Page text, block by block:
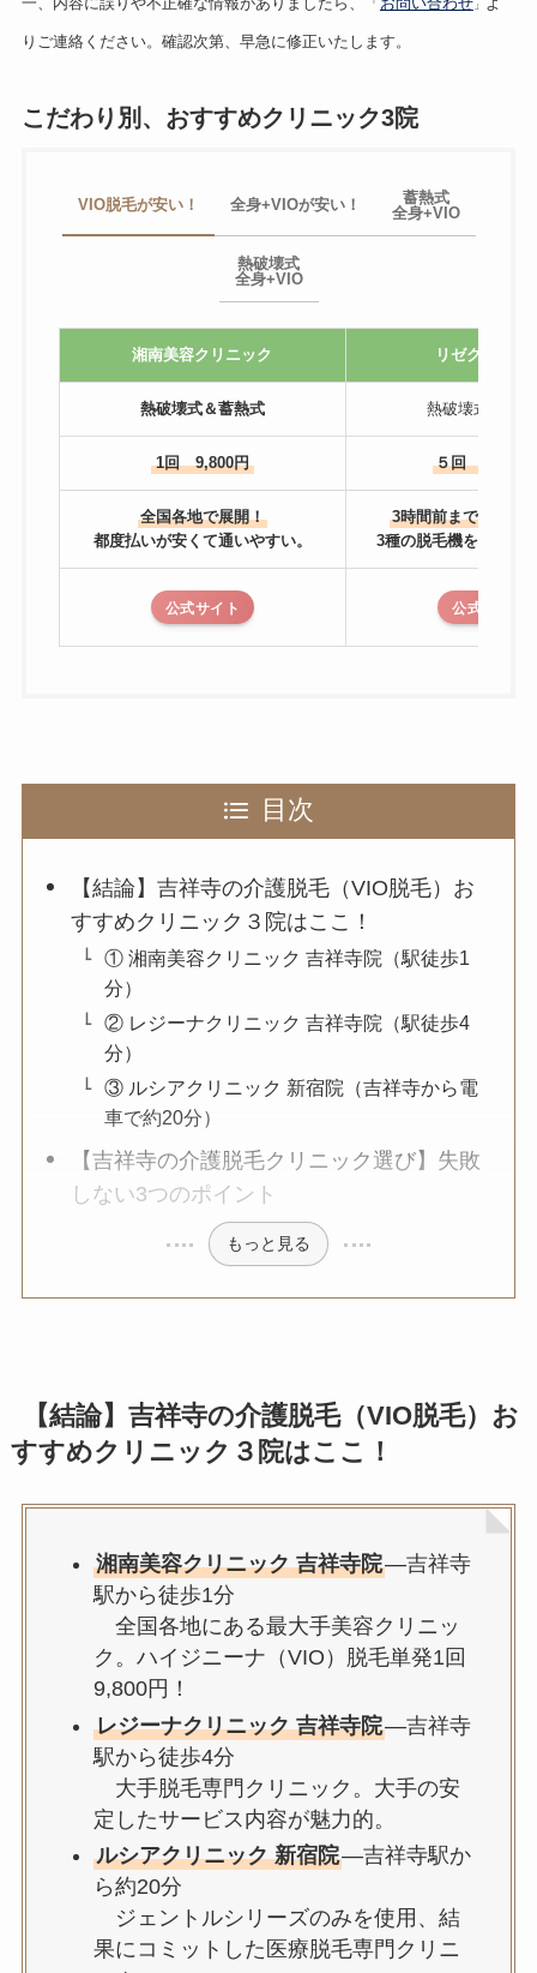
」
りご連絡ください。確認次第、早急に修正いたします。
こだわり別、おすすめクリニック3院
VIO脱毛が安い！ 全身+VIOが安い！
蓄熱式
全身+VIO
熱破壊式
全身+VIO
湘南美容クリニック リゼクリニッ
熱破壊式＆蓄熱式 熱破壊式＆蓄
1回 9,800円 ５回 81,600
全国各地で展開！
都度払いが安くて通いやすい。
3時間前までキャン
3種の脱毛機を使い分
公式サイト 公式サイト
目次
【結論】吉祥寺の介護脱毛（VIO脱毛）お
すすめクリニック３院はここ！
① 湘南美容クリニック 吉祥寺院（駅徒歩1
分）
② レジーナクリニック 吉祥寺院（駅徒歩4
分）
③ ルシアクリニック 新宿院（吉祥寺から電
車で約20分）
【吉祥寺の介護脱毛クリニック選び】失敗
しない3つのポイント
もっと見る
【結論】吉祥寺の介護脱毛（VIO脱毛）お
すすめクリニック３院はここ！
湘南美容クリニック 吉祥寺院—吉祥寺
駅から徒歩1分
全国各地にある最大手美容クリニッ
ク。ハイジニーナ（VIO）脱毛単発1回
9,800円！
レジーナクリニック 吉祥寺院—吉祥寺
駅から徒歩4分
大手脱毛専門クリニック。大手の安
定したサービス内容が魅力的。
ルシアクリニック 新宿院—吉祥寺駅か
ら約20分
ジェントルシリーズのみを使用、結
果にコミットした医療脱毛専門クリニ